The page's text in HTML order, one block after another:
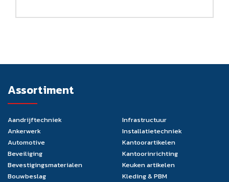
Assortiment
Aandrijftechniek
Ankerwerk
Automotive
Beveiliging
Bevestigingsmaterialen
Bouwbeslag
Infrastructuur
Installatietechniek
Kantoorartikelen
Kantoorinrichting
Keuken artikelen
Kleding & PBM